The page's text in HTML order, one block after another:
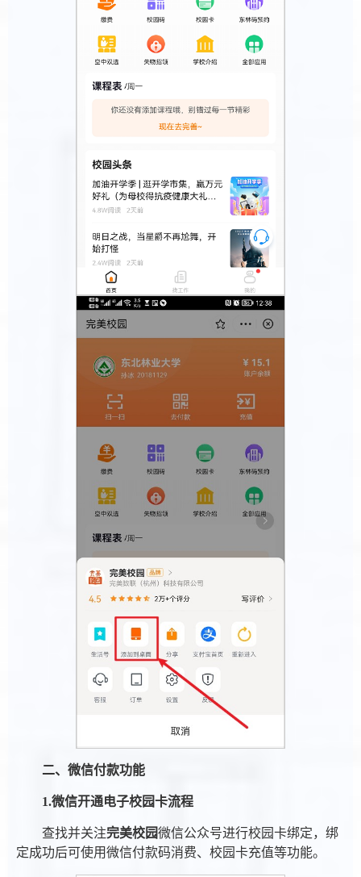
二、微信付款功能
1.微信开通电子校园卡流程
查找并关注完美校园微信公众号进行校园卡绑定，绑
定成功后可使用微信付款码消费、校园卡充值等功能。